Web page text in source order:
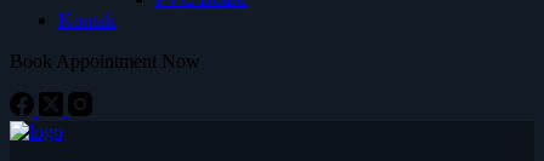
Kontak
Book Appointment Now